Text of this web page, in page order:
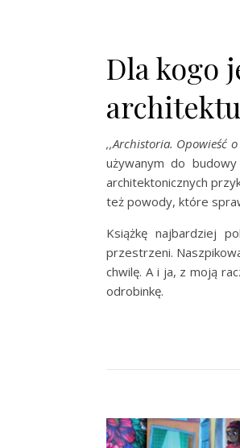
Dla kogo
,,Archistoria. Opowieść
używanym do
architektonicznych
też powody, które
Książkę najbardziej
przestrzeni.
chwilę. A i ja, z moją
odrobinkę.